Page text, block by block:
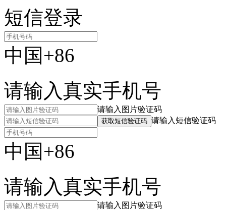
短信登录
中国+86
请输入真实手机号
请输入图片验证码
获取短信验证码 请输入短信验证码
中国+86
请输入真实手机号
请输入图片验证码